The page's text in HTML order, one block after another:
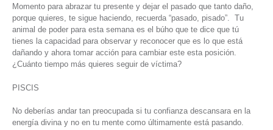
Momento para abrazar tu presente y dejar el pasado que tanto daño,
porque quieres, te sigue haciendo, recuerda “pasado, pisado”. Tu
animal de poder para esta semana es el búho que te dice que tú
tienes la capacidad para observar y reconocer que es lo que está
dañando y ahora tomar acción para cambiar este esta posición.
¿Cuánto tiempo más quieres seguir de víctima?
PISCIS
No deberías andar tan preocupada si tu confianza descansara en la
energía divina y no en tu mente como últimamente está pasando.